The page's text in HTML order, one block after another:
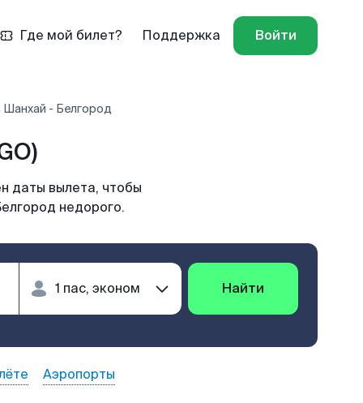
Где мой билет? Поддержка Войти
Шанхай - Белгород
даты вылета, чтобы
недорого.
Найти
Аэропорты